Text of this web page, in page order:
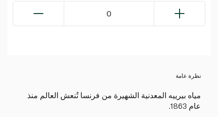
0
نظرة عامة
مياه بيرييه المعدنية الشهيرة من فرنسا تُنعش العالم منذ
عام 1863.